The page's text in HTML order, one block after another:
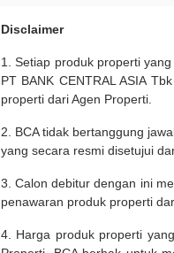
Disclaimer
1. Setiap produk properti
PT BANK CENTRAL ASIA
properti dari Agen Properti.
2. BCA tidak bertanggung
yang secara resmi disetujui
3. Calon debitur dengan ini
penawaran produk properti
4. Harga produk properti